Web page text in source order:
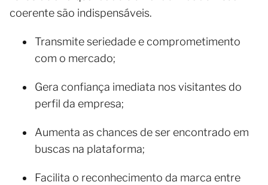
coerente são indispensáveis.
Transmite seriedade e comprometimento
com o mercado;
Gera confiança imediata nos visitantes do
perfil da empresa;
Aumenta as chances de ser encontrado em
buscas na plataforma;
Facilita o reconhecimento da marca entre